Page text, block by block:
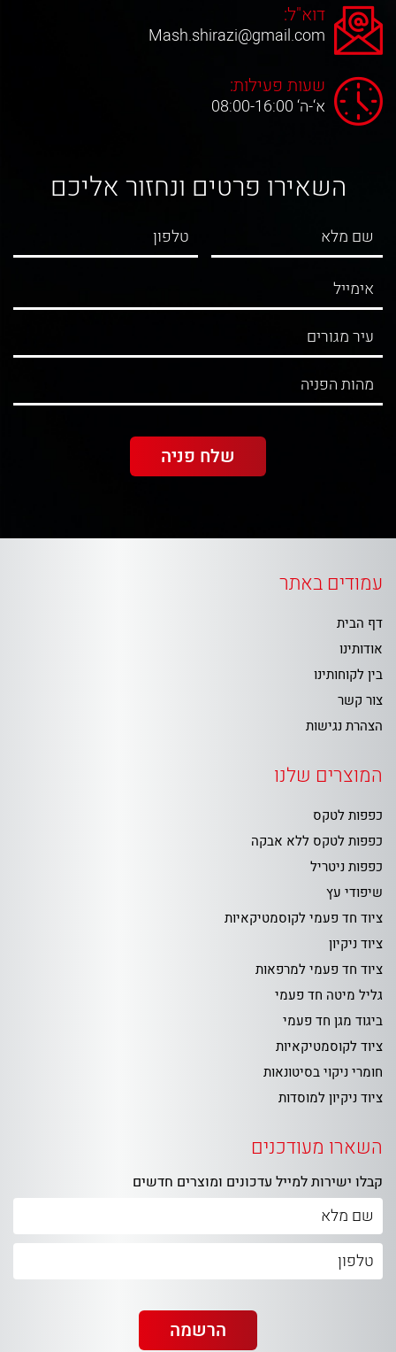
דוא"ל:
Mash.shirazi@gmail.com
שעות פעילות:
א‘-ה‘ 08:00-16:00
השאירו פרטים ונחזור אליכם
עמודים באתר
דף הבית
אודותינו
בין לקוחותינו
צור קשר
הצהרת נגישות
המוצרים שלנו
כפפות לטקס
כפפות לטקס ללא אבקה
כפפות ניטריל
שיפודי עץ
ציוד חד פעמי לקוסמטיקאיות
ציוד ניקיון
ציוד חד פעמי למרפאות
גליל מיטה חד פעמי
ביגוד מגן חד פעמי
ציוד לקוסמטיקאיות
חומרי ניקוי בסיטונאות
ציוד ניקיון למוסדות
השארו מעודכנים
קבלו ישירות למייל עדכונים ומוצרים חדשים